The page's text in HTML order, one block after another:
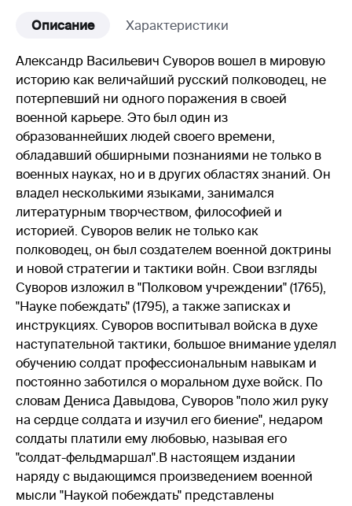
Описание Характеристики
Александр Васильевич Суворов вошел в мировую
историю как величайший русский полководец, не
потерпевший ни одного поражения в своей
военной карьере. Это был один из
образованнейших людей своего времени,
обладавший обширными познаниями не только в
военных науках, но и в других областях знаний. Он
владел несколькими языками, занимался
литературным творчеством, философией и
историей. Суворов велик не только как
полководец, он был создателем военной доктрины
и новой стратегии и тактики войн. Свои взгляды
Суворов изложил в "Полковом учреждении" (1765),
"Науке побеждать" (1795), а также записках и
инструкциях. Суворов воспитывал войска в духе
наступательной тактики, большое внимание уделял
обучению солдат профессиональным навыкам и
постоянно заботился о моральном духе войск. По
словам Дениса Давыдова, Суворов "поло жил руку
на сердце солдата и изучил его биение", недаром
солдаты платили ему любовью, называя его
"солдат-фельдмаршал".В настоящем издании
наряду с выдающимся произведением военной
мысли "Наукой побеждать" представлены